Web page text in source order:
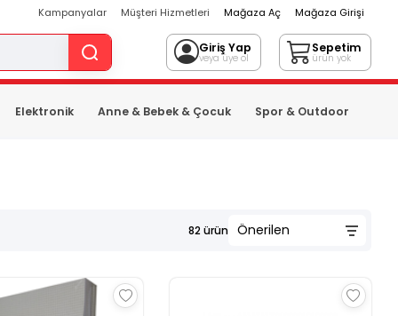
Kampanyalar Müşteri Hizmetleri Mağaza Aç Mağaza Girişi
Giriş Yap
veya üye ol
Sepetim
ürün yok
Elektronik Anne & Bebek & Çocuk Spor & Outdoor
82ürün